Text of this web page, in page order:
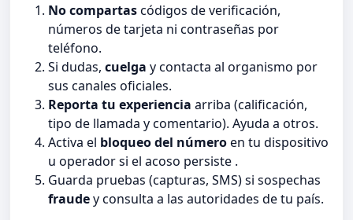
No compartascódigos de verificación,
números de tarjeta ni contraseñas por
teléfono.
Si dudas, cuelga y contacta al organismo por
sus canales oficiales.
Reporta tu experiencia arriba (calificación,
tipo de llamada y comentario). Ayuda a otros.
Activa el bloqueo del númeroen tu dispositivo
u operador si el acoso persiste .
Guarda pruebas (capturas, SMS) si sospechas
fraudey consulta a las autoridades de tu país.